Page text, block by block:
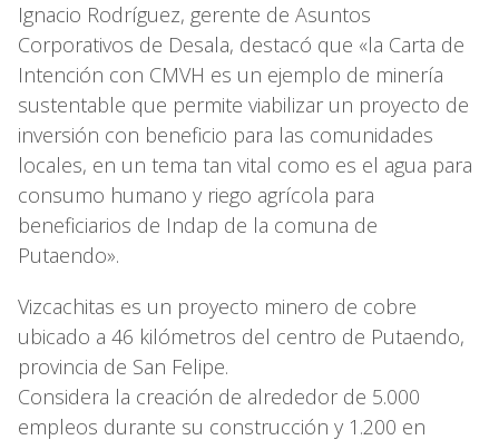
Ignacio Rodríguez, gerente de Asuntos
Corporativos de Desala, destacó que «la Carta de
Intención con CMVH es un ejemplo de minería
sustentable que permite viabilizar un proyecto de
inversión con beneficio para las comunidades
locales, en un tema tan vital como es el agua para
consumo humano y riego agrícola para
beneficiarios de Indap de la comuna de
Putaendo».
Vizcachitas es un proyecto minero de cobre
ubicado a 46 kilómetros del centro de Putaendo,
provincia de San Felipe.
Considera la creación de alrededor de 5.000
empleos durante su construcción y 1.200 en